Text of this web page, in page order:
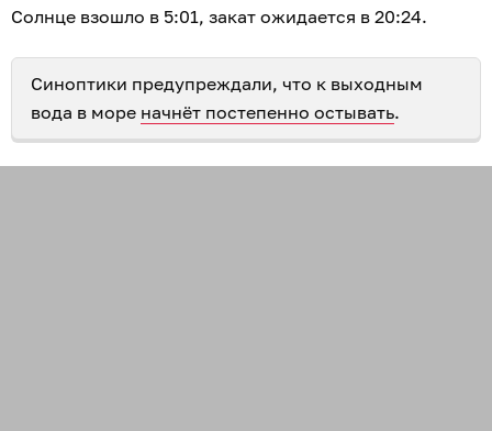
Солнце взошло в 5:01, закат ожидается в 20:24.
Синоптики предупреждали, что к выходным
вода в море начнёт постепенно остывать.